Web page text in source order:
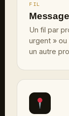
FIL
Un fil par
urgent »
un autre